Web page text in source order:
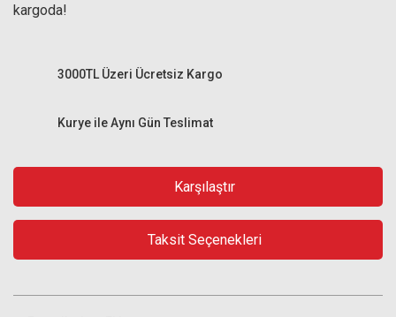
kargoda!
Kurye ile Aynı Gün Teslimat
3000TL Üzeri Ücretsiz Kargo
Karşılaştır
Taksit Seçenekleri